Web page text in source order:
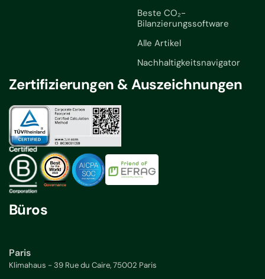
Beste CO₂-
Bilanzierungssoftware
Alle Artikel
Nachhaltigkeitsnavigator
Zertifizierungen & Auszeichnungen
Büros
Paris
Klimahaus - 39 Rue du Caire, 75002 Paris